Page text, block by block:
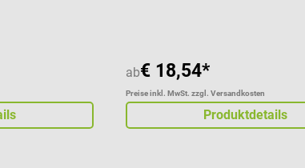
ab€ 18,54*
Preise inkl. MwSt. zzgl. Versandkosten
Produktdetails